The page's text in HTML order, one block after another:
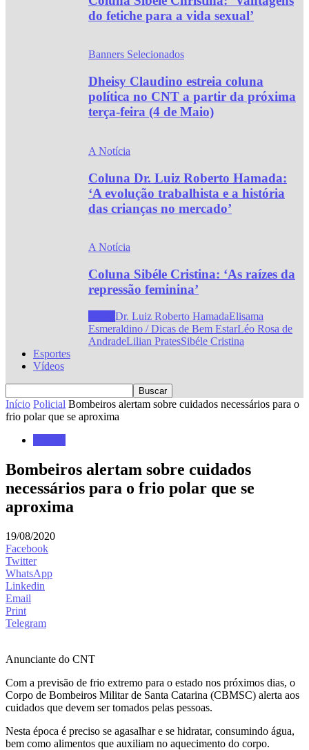
do fetiche para a vida sexual’
Banners Selecionados
Dheisy Claudino estreia coluna
política no CNT a partir da próxima
terça-feira (4 de Maio)
A Notícia
Coluna Dr. Luiz Roberto Hamada:
‘A evolução trabalhista e a história
das crianças no mercado’
A Notícia
Coluna Sibéle Cristina: ‘As raízes da
repressão feminina’
Dr. Luiz Roberto HamadaElisama
Esmeraldino / Dicas de Bem EstarLéo Rosa de
AndradeLilian PratesSibéle Cristina
Esportes
Vídeos
Início Policial Bombeiros alertam sobre cuidados necessários para o
frio polar que se aproxima
Bombeiros alertam sobre cuidados
necessários para o frio polar que se
aproxima
19/08/2020
Facebook
Twitter
WhatsApp
Linkedin
Email
Print
Telegram
Anunciante do CNT
Com a previsão de frio extremo para o estado nos próximos dias, o
Corpo de Bombeiros Militar de Santa Catarina (CBMSC) alerta aos
cuidados que devem ser tomados pelas pessoas.
Nesta época é preciso se agasalhar e se hidratar, consumindo água,
bem como alimentos que auxiliam no aquecimento do corpo.